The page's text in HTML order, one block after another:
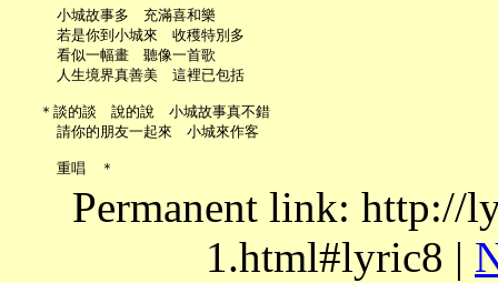
     小城故事多　充滿喜和樂
     若是你到小城來　收穫特別多
     看似一幅畫　聽像一首歌
     人生境界真善美　這裡已包括
   ＊談的談　說的說　小城故事真不錯
     請你的朋友一起來　小城來作客
Permanent link: http://
1.html#lyric8 |